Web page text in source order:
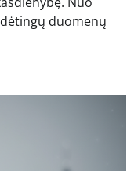
duomenų